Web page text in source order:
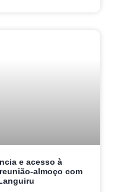
e acesso à
almoço com